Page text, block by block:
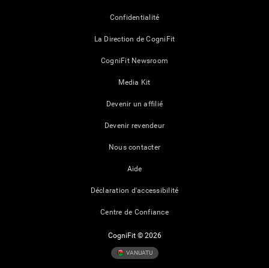
Confidentialité
La Direction de CogniFit
CogniFit Newsroom
Media Kit
Devenir un affilié
Devenir revendeur
Nous contacter
Aide
Déclaration d'accessibilité
Centre de Confiance
CogniFit © 2026
VANUATU